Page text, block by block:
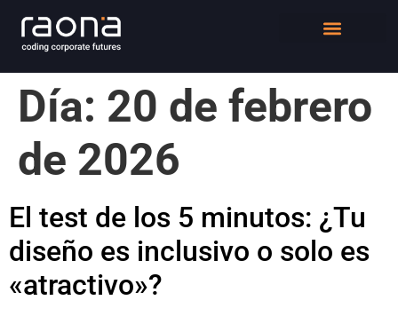
Día: 20 de febrero
de 2026
El test de los 5 minutos: ¿Tu
diseño es inclusivo o solo es
«atractivo»?